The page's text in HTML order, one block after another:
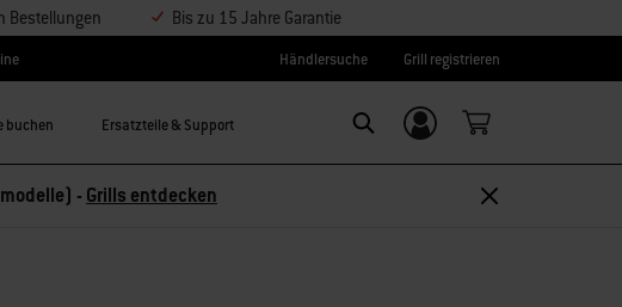
Bestellungen Bis zu 15 Jahre Garantie
Händlersuche Grill registrieren
buchen Ersatzteile & Support
Einloggen/
Weber-ID
- Grills entdecken